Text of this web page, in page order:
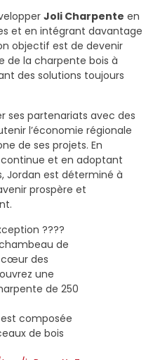
Joli Charpente en
et en intégrant davantage
objectif est de devenir
de la charpente bois à
des solutions toujours
ses partenariats avec des
l’économie régionale
de ses projets. En
et en adoptant
Jordan est déterminé à
prospère et
????
de
cœur des
une
de 250
composée
de bois